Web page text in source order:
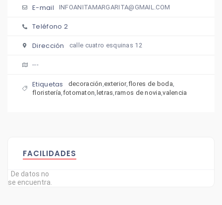
E-mail INFOANITAMARGARITA@GMAIL.COM
Teléfono 2
Dirección calle cuatro esquinas 12
---
Etiquetas decoración,exterior,flores de boda,
floristería,fotomaton, letras,ramos de novia,valencia
FACILIDADES
De datos no
se encuentra.